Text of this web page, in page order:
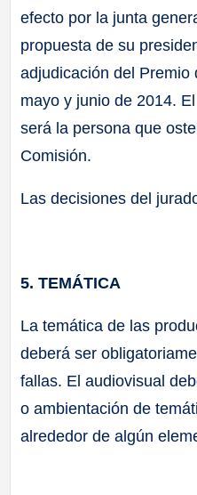
efecto por la junta
propuesta de su
adjudicación del Premio
mayo y junio de 2014.
será la persona que
Comisión.
Las decisiones del
5. TEMÁTICA
La temática de las
deberá ser
fallas. El audiovisual
o ambientación de
alrededor de algún